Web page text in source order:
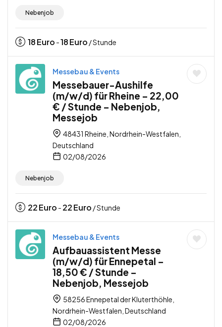
Nebenjob
18Euro -18Euro / Stunde
Messebau & Events
Messebauer-Aushilfe
(m/w/d) für Rheine – 22,00
€ / Stunde – Nebenjob,
Messejob
48431 Rheine, Nordrhein-Westfalen,
Deutschland
02/08/2026
Nebenjob
22Euro - 22Euro / Stunde
Messebau & Events
Aufbauassistent Messe
(m/w/d) für Ennepetal –
18,50 € / Stunde –
Nebenjob, Messejob
58256 Ennepetal der Kluterthöhle,
Nordrhein-Westfalen, Deutschland
02/08/2026